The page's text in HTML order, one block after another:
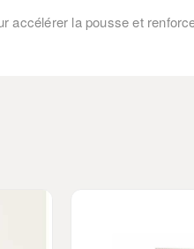
accélérer la pousse et